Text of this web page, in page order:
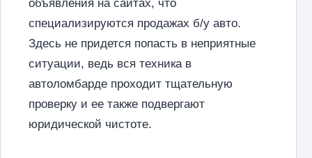
объявления на сайтах, что
специализируются продажах б/у авто.
Здесь не придется попасть в неприятные
ситуации, ведь вся техника в
автоломбарде проходит тщательную
проверку и ее также подвергают
юридической чистоте.